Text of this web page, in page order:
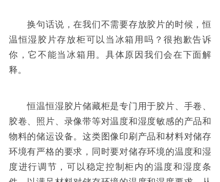
换句话说，在我们不需要存放胶片的时候，恒
温恒湿胶片存放柜可以当冰箱用吗？很抱歉告诉
你，它不能当冰箱用。具体原因我们会在下面解
释。
恒温恒湿胶片储藏柜是专门用于胶片、手卷、
胶卷、照片、录像带等对温度和湿度敏感的产品和
物料的储运设备。这类图像印刷产品和材料对储存
环境有严格的要求，同时要对储存环境的温度和湿
度进行调节，可以稳定控制柜内的温度和湿度条